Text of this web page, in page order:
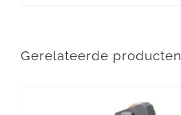
Gerelateerde producten